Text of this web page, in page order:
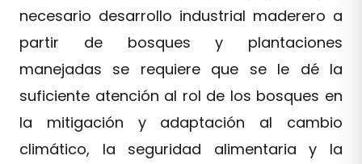
necesario desarrollo industrial maderero a
partir de bosques y plantaciones
manejadas se requiere que se le dé la
suficiente atención al rol de los bosques en
la mitigación y adaptación al cambio
climático, la seguridad alimentaria y la